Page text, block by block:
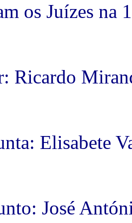
os Juízes na
Ricardo
Elisabete
José